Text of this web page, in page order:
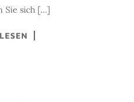
Sie sich […]